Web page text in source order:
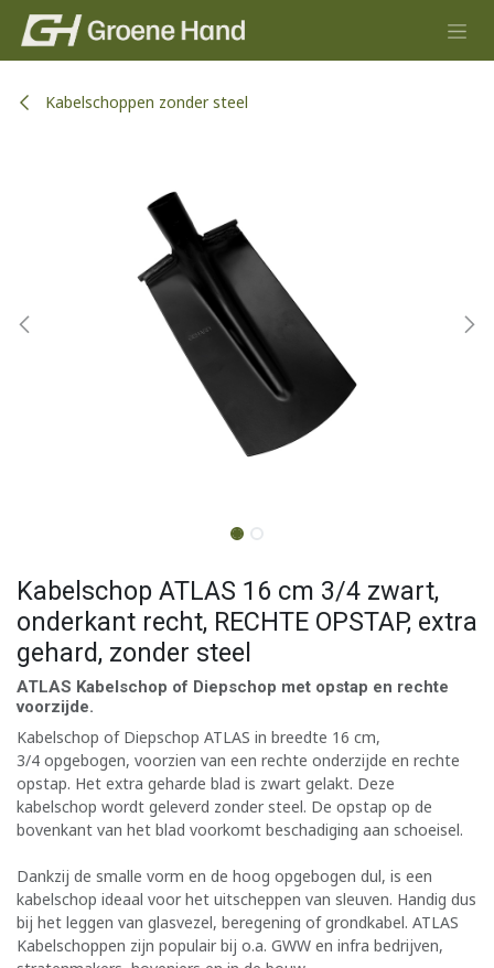
Overslaan naar inhoud
Kabelschoppen zonder steel
Kabelschop ATLAS 16 cm 3/4 zwart,
onderkant recht, RECHTE OPSTAP, extra
gehard, zonder steel
ATLAS Kabelschop of Diepschop met opstap en rechte
voorzijde.
Kabelschop of Diepschop ATLAS in breedte 16 cm,
3/4 opgebogen, voorzien van een rechte onderzijde en rechte
opstap. Het extra geharde blad is zwart gelakt. Deze
kabelschop wordt geleverd zonder steel. De opstap op de
bovenkant van het blad voorkomt beschadiging aan schoeisel.
Dankzij de smalle vorm en de hoog opgebogen dul, is een
kabelschop ideaal voor het uitscheppen van sleuven. Handig dus
bij het leggen van glasvezel, beregening of grondkabel. ATLAS
Kabelschoppen zijn populair bij o.a. GWW en infra bedrijven,